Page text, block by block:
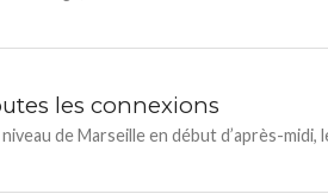
les connexions
de Marseille en début d’après-midi,